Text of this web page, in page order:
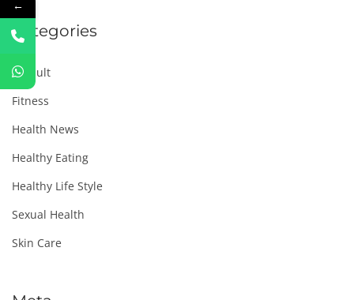
Categories
Default
Fitness
Health News
Healthy Eating
Healthy Life Style
Sexual Health
Skin Care
←